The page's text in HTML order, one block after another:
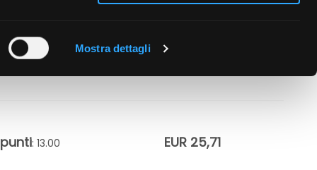
Mostra dettagli
SULLE
punti: 13.00 EUR 25,71